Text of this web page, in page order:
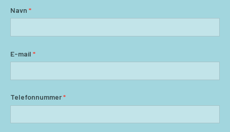
Navn *
E-mail *
Telefonnummer*